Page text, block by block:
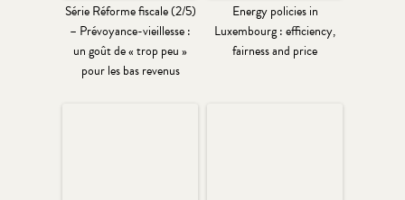
Série Réforme fiscale (2/5)
– Prévoyance-vieillesse :
un goût de « trop peu »
pour les bas revenus
Energy policies in
Luxembourg : efficiency,
fairness and price